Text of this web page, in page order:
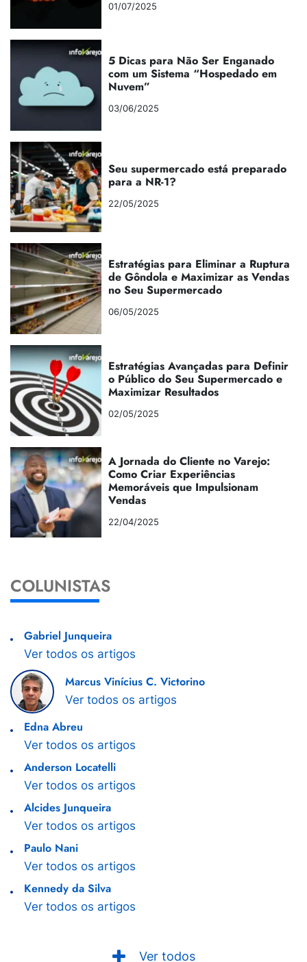
01/07/2025
5 Dicas para Não Ser Enganado
com um Sistema “Hospedado em
Nuvem”
03/06/2025
Seu supermercado está preparado
para a NR-1?
22/05/2025
Estratégias para Eliminar a Ruptura
de Gôndola e Maximizar as Vendas
no Seu Supermercado
06/05/2025
Estratégias Avançadas para Definir
o Público do Seu Supermercado e
Maximizar Resultados
02/05/2025
A Jornada do Cliente no Varejo:
Como Criar Experiências
Memoráveis que Impulsionam
Vendas
22/04/2025
COLUNISTAS
Gabriel Junqueira
Ver todos os artigos
Marcus Vinícius C. Victorino
Ver todos os artigos
Edna Abreu
Ver todos os artigos
Anderson Locatelli
Ver todos os artigos
Alcides Junqueira
Ver todos os artigos
Paulo Nani
Ver todos os artigos
Kennedy da Silva
Ver todos os artigos
Ver todos